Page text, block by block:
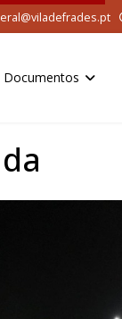
Documentos